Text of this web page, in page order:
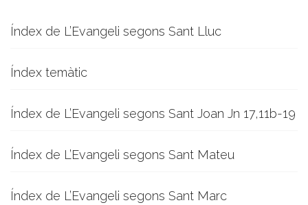
Índex de L’Evangeli segons Sant Lluc
Índex temàtic
Índex de L’Evangeli segons Sant Joan Jn 17,11b-19
Índex de L’Evangeli segons Sant Mateu
Índex de L’Evangeli segons Sant Marc